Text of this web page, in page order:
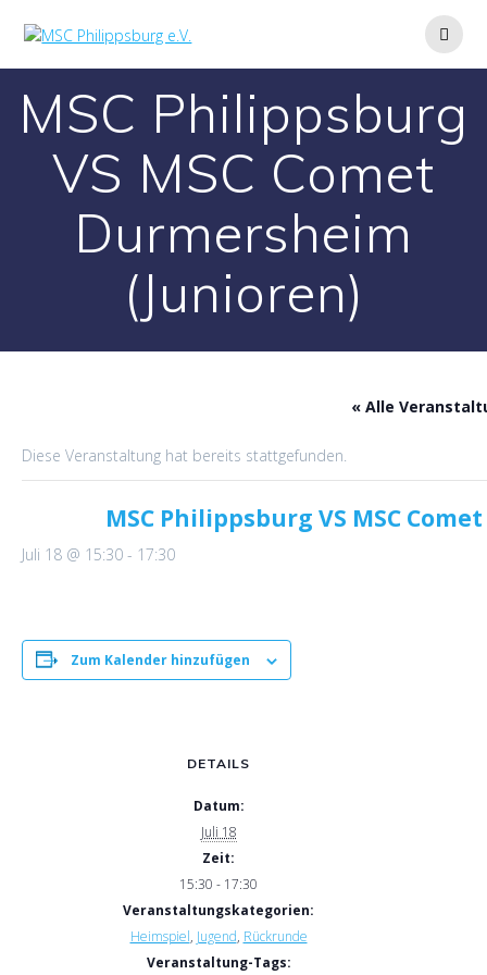
MSC Philippsburg
VS MSC Comet
Durmersheim
(Junioren)
« Alle
Diese Veranstaltung hat bereits stattgefunden.
MSC Philippsburg VS MSC
Juli 18 @ 15:30 - 17:30
Zum Kalender hinzufügen
DETAILS
Datum:
Juli 18
Zeit:
15:30 - 17:30
Veranstaltungskategorien:
Heimspiel, Jugend, Rückrunde
Veranstaltung-Tags: